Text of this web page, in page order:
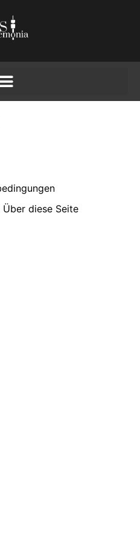
Über diese Seite